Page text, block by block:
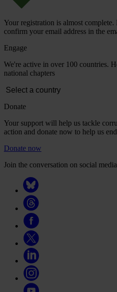
Your registration is almost
confirm your email address in the
Engage
We're active in over 100 countries.
national chapters
Donate
Your support will help us tackle
action and donate now to help us
Donate now
Join the conversation on social media